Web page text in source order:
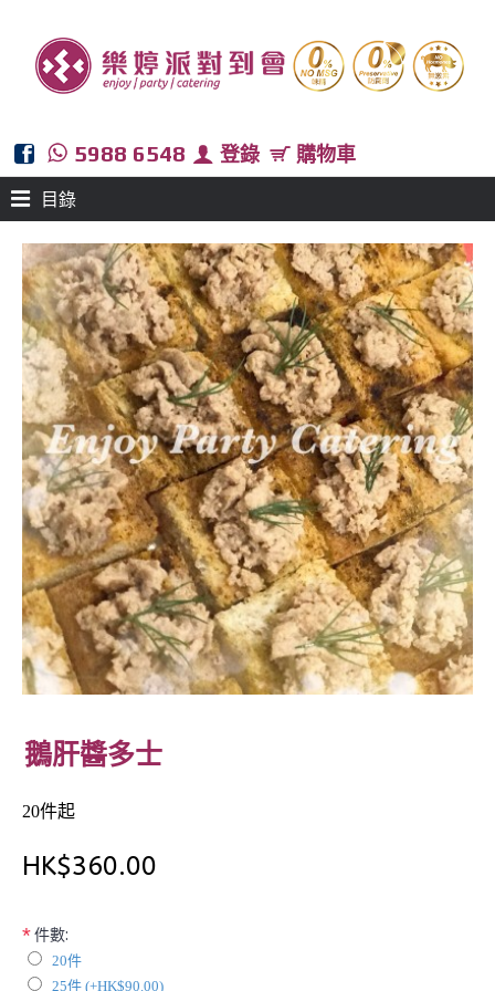
5988 6548 登錄 購物車
目錄
鵝肝醬多士
20件起
HK$360.00
*件數:
20件
25件 (+HK$90.00)